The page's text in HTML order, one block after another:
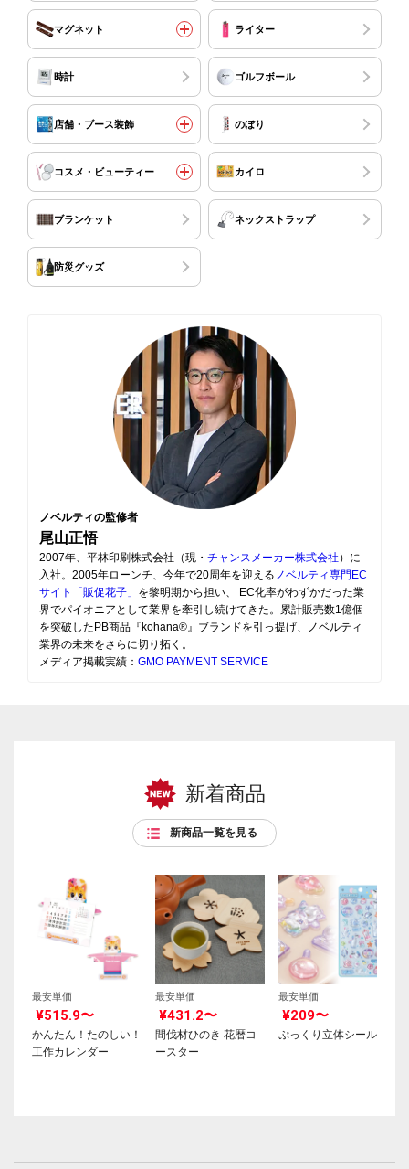
マグネット ライター
時計 ゴルフボール
店舗・ブース装飾 のぼり
コスメ・ビューティー カイロ
ブランケット ネックストラップ
防災グッズ
ノベルティの監修者
尾山正悟
2007年、平林印刷株式会社（現・ チャンスメーカー株式会社 ）に
入社。2005年ローンチ、今年で20周年を迎える ノベルティ専門EC
サイト「販促花子」 を黎明期から担い、 EC化率がわずかだった業
界でパイオニアとして業界を牽引し続けてきた。累計販売数1億個
を突破したPB商品『kohana®』ブランドを引っ提げ、ノベルティ
業界の未来をさらに切り拓く。
メディア掲載実績： GMO PAYMENT SERVICE
新着商品
新商品一覧を見る
最安単価
¥515.9〜
かんたん！たのしい！
工作カレンダー
最安単価
¥431.2〜
間伐材ひのき 花暦コ
ースター
最安単価
¥209〜
ぷっくり立体シール